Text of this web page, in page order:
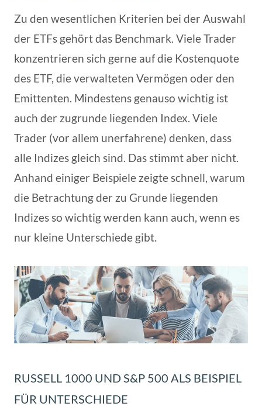
Zu den wesentlichen Kriterien bei der Auswahl
der ETFs gehört das Benchmark. Viele Trader
konzentrieren sich gerne auf die Kostenquote
des ETF, die verwalteten Vermögen oder den
Emittenten. Mindestens genauso wichtig ist
auch der zugrunde liegenden Index. Viele
Trader (vor allem unerfahrene) denken, dass
alle Indizes gleich sind. Das stimmt aber nicht.
Anhand einiger Beispiele zeigte schnell, warum
die Betrachtung der zu Grunde liegenden
Indizes so wichtig werden kann auch, wenn es
nur kleine Unterschiede gibt.
RUSSELL 1000 UND S&P 500 ALS BEISPIEL
FÜR UNTERSCHIEDE